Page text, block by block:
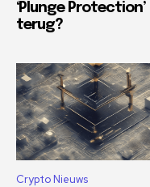
‘Plunge Protection’
terug?
Crypto Nieuws